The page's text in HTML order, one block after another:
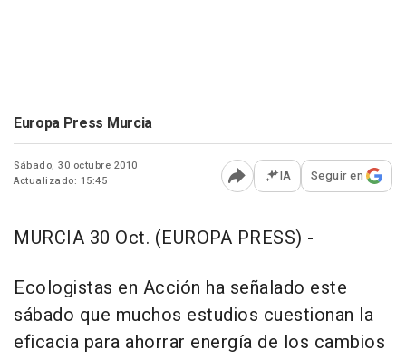
Europa Press Murcia
Sábado, 30 octubre 2010
Actualizado: 15:45
Abrir opciones para
IA Seguir en
MURCIA 30 Oct. (EUROPA PRESS) -
Ecologistas en Acción ha señalado este
sábado que muchos estudios cuestionan la
eficacia para ahorrar energía de los cambios